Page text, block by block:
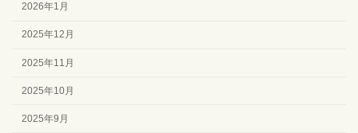
2026年1月
2025年12月
2025年11月
2025年10月
2025年9月